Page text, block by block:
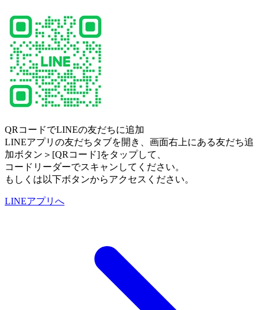
QRコードでLINEの友だちに追加
LINEアプリの友だちタブを開き、画面右上にある友だち追
加ボタン＞[QRコード]をタップして、
コードリーダーでスキャンしてください。
もしくは以下ボタンからアクセスください。
LINEアプリへ